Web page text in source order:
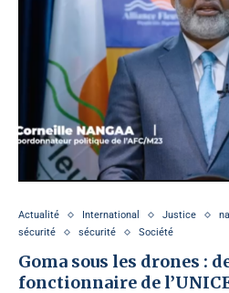
Actualité International Justice
sécurité
sécurité Société
Goma sous les drones :
fonctionnaire de